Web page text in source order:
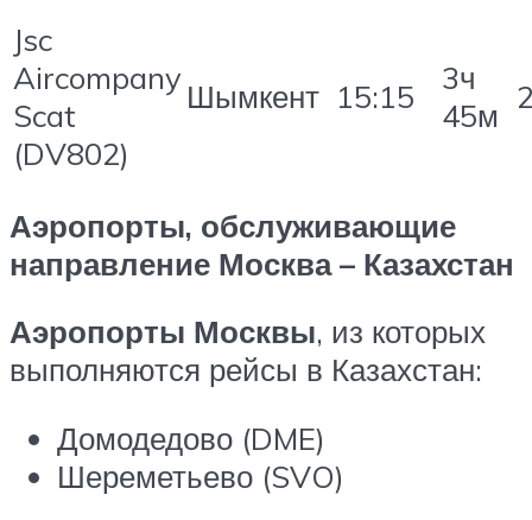
Jsc
Aircompany
Scat
(DV802)
Шымкент 15:15
3ч
45м
Аэропорты, обслуживающие
направление Москва – Казахстан
Аэропорты Москвы, из которых
выполняются рейсы в Казахстан:
Домодедово (DME)
Шереметьево (SVO)